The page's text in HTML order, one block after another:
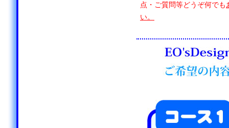
点・ご質問等どうぞ何でも
い。